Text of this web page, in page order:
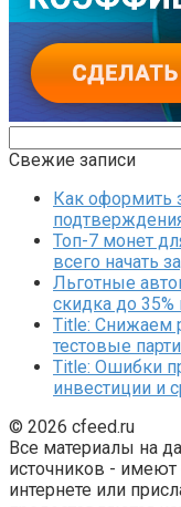
Свежие записи
Как оформить
Топ-7 монет
всего начать
Льготные
скидка до 35%
Title: Снижаем
тестовые
Title: Ошибки
инвестиции и
© 2026 cfeed.ru
Все материалы на
источников -
интернете или